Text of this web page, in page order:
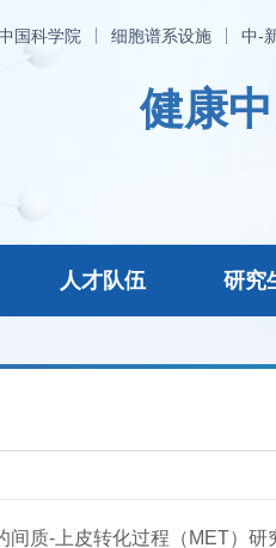
国科学院 细胞谱系设施 中-
健康
人才队伍 研究
间质-上皮转化过程（MET）研